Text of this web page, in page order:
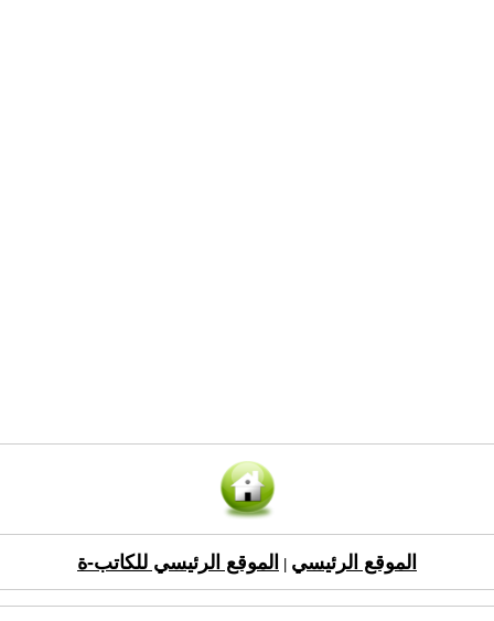
الموقع الرئيسي الموقع الرئيسي للكاتب-ة